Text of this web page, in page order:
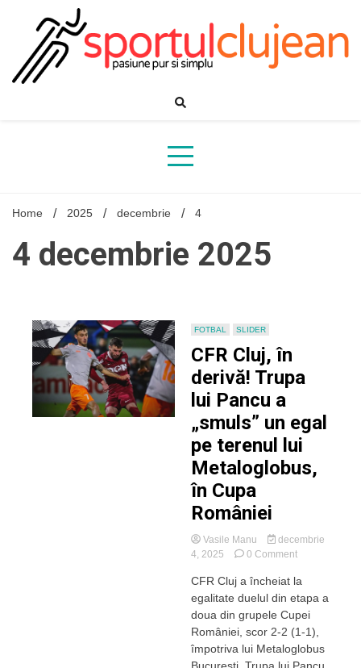
Home 2025 decembrie 4
4 decembrie 2025
FOTBAL SLIDER
CFR Cluj, în
derivă! Trupa
lui Pancu a
„smuls” un egal
pe terenul lui
Metaloglobus,
în Cupa
României
Vasile Manu
decembrie
4, 2025
0 Commenton
Cluj,
în
derivă!
Trupa
Pancu
CFR Cluj a încheiat la
egalitate duelul din etapa a
doua din grupele Cupei
României, scor 2-2 (1-1),
împotriva lui Metaloglobus
București. Trupa lui Pancu